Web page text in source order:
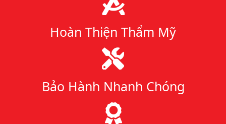
Hoàn Thiện Thẩm Mỹ
Bảo Hành Nhanh Chóng